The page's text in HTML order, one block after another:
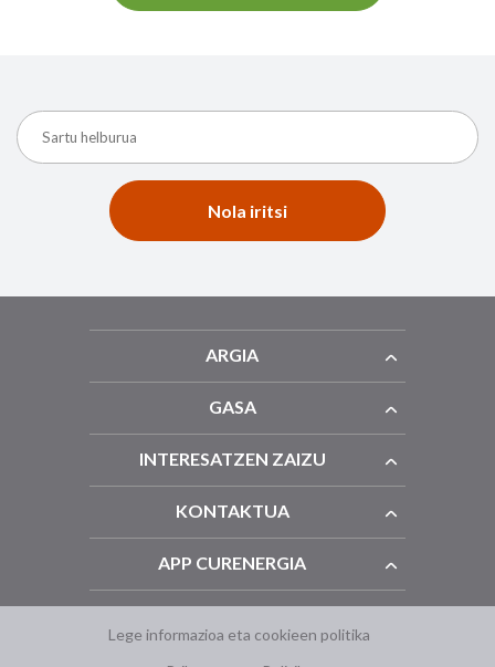
Nola iritsi
ARGIA
GASA
INTERESATZEN ZAIZU
KONTAKTUA
APP CURENERGIA
Lege informazioa eta cookieen politika